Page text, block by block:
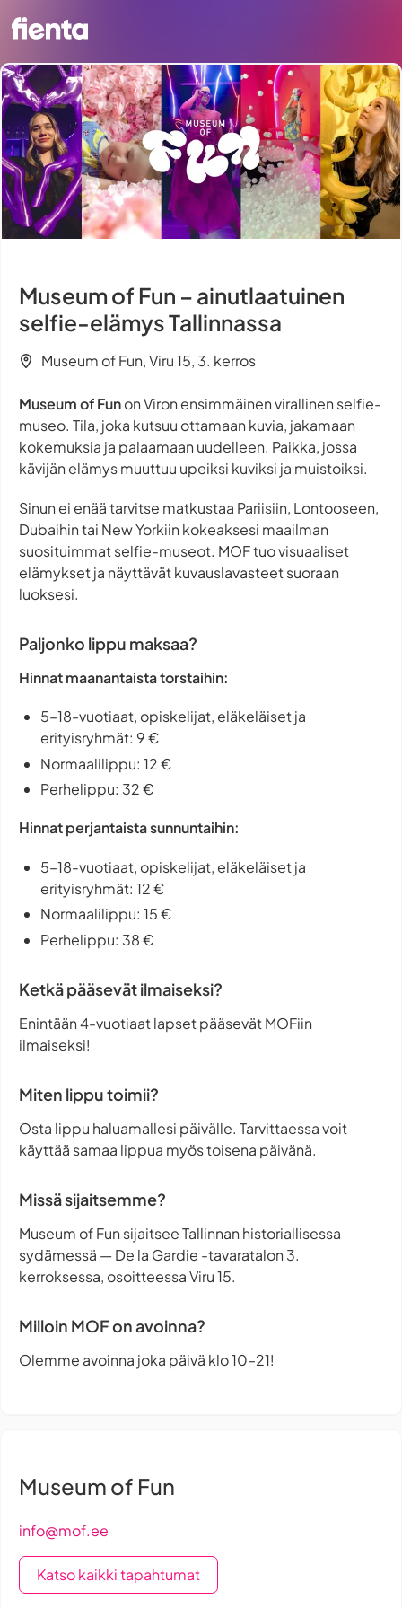
Museum of Fun – ainutlaatuinen
selfie-elämys Tallinnassa
Museum of Fun, Viru 15, 3. kerros
Museum of Funon Viron ensimmäinen virallinen selfie-
museo. Tila, joka kutsuu ottamaan kuvia, jakamaan
kokemuksia ja palaamaan uudelleen. Paikka, jossa
kävijän elämys muuttuu upeiksi kuviksi ja muistoiksi.
Sinun ei enää tarvitse matkustaa Pariisiin, Lontooseen,
Dubaihin tai New Yorkiin kokeaksesi maailman
suosituimmat selfie-museot. MOF tuo visuaaliset
elämykset ja näyttävät kuvauslavasteet suoraan
luoksesi.
Paljonko lippu maksaa?
Hinnat maanantaista torstaihin:
5–18-vuotiaat, opiskelijat, eläkeläiset ja
erityisryhmät: 9 €
Normaalilippu: 12 €
Perhelippu: 32 €
Hinnat perjantaista sunnuntaihin:
5–18-vuotiaat, opiskelijat, eläkeläiset ja
erityisryhmät: 12 €
Normaalilippu: 15 €
Perhelippu: 38 €
Ketkä pääsevät ilmaiseksi?
Enintään 4-vuotiaat lapset pääsevät MOFiin
ilmaiseksi!
Miten lippu toimii?
Osta lippu haluamallesi päivälle. Tarvittaessa voit
käyttää samaa lippua myös toisena päivänä.
Missä sijaitsemme?
Museum of Fun sijaitsee Tallinnan historiallisessa
sydämessä — De la Gardie -tavaratalon 3.
kerroksessa, osoitteessa Viru 15.
Milloin MOF on avoinna?
Olemme avoinna joka päivä klo 10–21!
Museum of Fun
info@mof.ee
Katso kaikki tapahtumat